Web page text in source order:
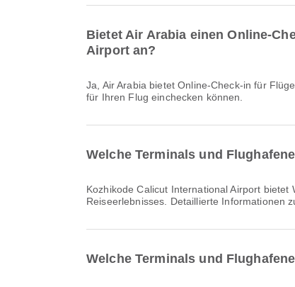
Bietet Air Arabia einen Online-
Airport an?
Ja, Air Arabia bietet Online-Check-in für Flüge von Kozhikode Calicut International Airport nach Sharjah International Airport an, sodass Sie bequem über unsere Plattform
für Ihren Flug einchecken können.
Welche Terminals und
Kozhikode Calicut International Airport bietet Wartebereich, Klinik und Apotheken, Shuttlebus sowie viele weitere Annehmlichkeiten zur Verbesserung Ihres
Reiseerlebnisses. Detaillierte Informationen
Welche Terminals und